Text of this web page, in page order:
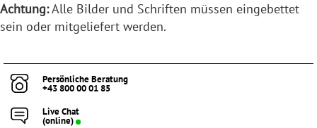
Achtung:Alle Bilder und Schriften müssen eingebettet
sein oder mitgeliefert werden.
Persönliche Beratung
+43 800 00 01 85
Live Chat
(online)